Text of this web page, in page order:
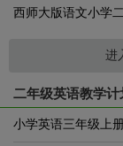
西师大版语文小学
进
二年级英语教学计
小学英语三年级上